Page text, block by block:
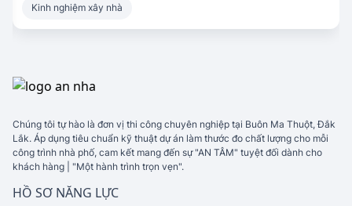
Kinh nghiệm xây nhà
Chúng tôi tự hào là đơn vị thi công chuyên nghiệp tại Buôn Ma Thuột, Đắk
Lắk. Áp dụng tiêu chuẩn kỹ thuật dự án làm thước đo chất lượng cho mỗi
công trình nhà phố, cam kết mang đến sự "AN TÂM" tuyệt đối dành cho
khách hàng | "Một hành trình trọn vẹn".
HỒ SƠ NĂNG LỰC